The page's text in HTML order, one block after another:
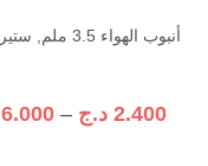
أنبوب
2.400 د.ج –
6.000